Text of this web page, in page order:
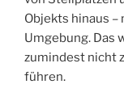
Objekts hinaus
Umgebung. Das
zumindest nicht
führen.